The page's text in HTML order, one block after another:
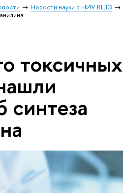
Новости науки в НИУ ВШЭ
токсичных
синтеза